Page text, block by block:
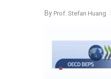
Prof. Stefan Huang